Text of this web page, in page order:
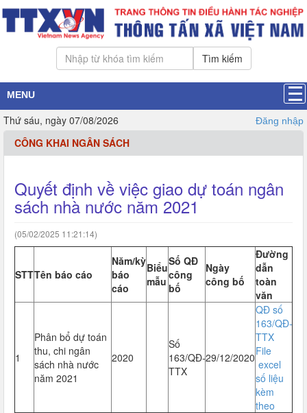
Tìm kiếm
MENU
Thứ sáu, ngày 07/08/2026 Đăng nhập
CÔNG KHAI NGÂN SÁCH
Quyết định về việc giao dự toán ngân
sách nhà nước năm 2021
(05/02/2025 11:21:14)
STTTên báo cáo
Năm/kỳ
báo
cáo
Biểu
mẫu
Số QĐ
công
bố
Ngày
công bố
Đường
dẫn
toàn
văn
1
Phân bổ dự toán
thu, chi ngân
sách nhà nước
năm 2021
2020
Số
163/QĐ-
TTX
29/12/2020
QĐ số
163/QĐ-
TTX
File
excel
số liệu
kèm
theo